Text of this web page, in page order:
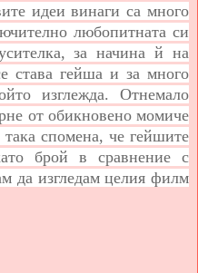
идеи винаги са много
любопитната си
за начина й на
става гейша и за много
изглежда. Отнемало
от обикновено момиче
спомена, че гейшите
брой в сравнение с
да изгледам целия филм